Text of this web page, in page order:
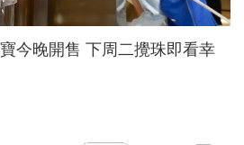
今晚開售 下周二攪珠即看幸